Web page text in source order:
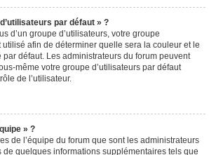
par défaut » ?
d’un groupe d’utilisateurs, votre groupe
utilisé afin de déterminer quelle sera la couleur et le
défaut. Les administrateurs du forum peuvent
même votre groupe d’utilisateurs par défaut
de l’utilisateur.
» ?
de l’équipe du forum que sont les administrateurs
de quelques informations supplémentaires tels que